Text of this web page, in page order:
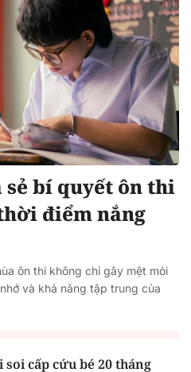
sẻ bí quyết ôn thi
điểm nắng
ôn thi không chỉ gây mệt mỏi
và khả năng tập trung của
soi cấp cứu bé 20 tháng